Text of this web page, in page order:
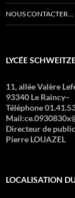
NOUS CONTACTER…
LYCÉE
11, allée Valère
93340 Le Raincy–
Téléphone
Directeur de
Pierre LOUAZEL
LOCALISATION